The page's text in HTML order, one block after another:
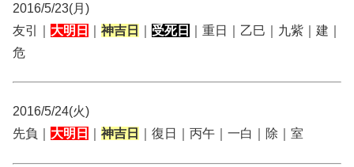
2016/5/23(月)
友引｜ 大明日 神吉日 受死日
｜重日｜乙巳｜九紫｜建｜
危
2016/5/24(火)
先負｜ 大明日 神吉日 ｜復日｜丙午｜一白｜除｜室